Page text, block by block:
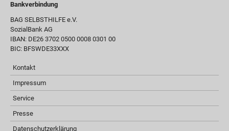
Bankverbindung
BAG SELBSTHILFE e.V.
SozialBank AG
IBAN: DE26 3702 0500 0008 0301 00
BIC: BFSWDE33XXX
Kontakt
Impressum
Service
Presse
Datenschutzerklärung